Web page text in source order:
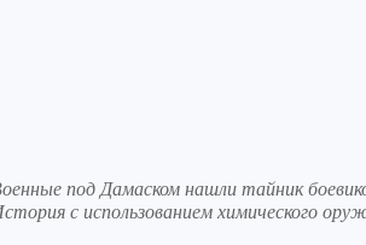
под Дамаском нашли тайник
с использованием химического